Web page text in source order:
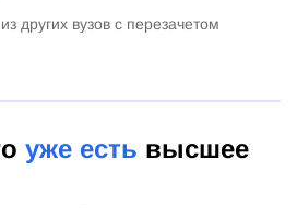
других вузов с перезачетом
уже есть высшее